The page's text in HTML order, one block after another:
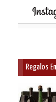
Regalos